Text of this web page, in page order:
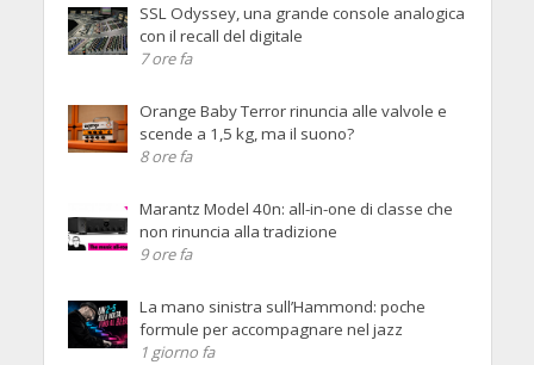
SSL Odyssey, una grande console analogica
con il recall del digitale
7 ore fa
Orange Baby Terror rinuncia alle valvole e
scende a 1,5 kg, ma il suono?
8 ore fa
Marantz Model 40n: all-in-one di classe che
non rinuncia alla tradizione
9 ore fa
La mano sinistra sull’Hammond: poche
formule per accompagnare nel jazz
1 giorno fa